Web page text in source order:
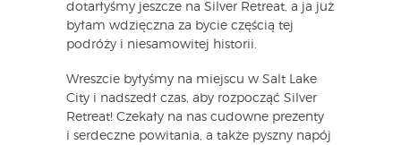
dotarłyśmy jeszcze na Silver Retreat, a ja już
byłam wdzięczna za bycie częścią tej
podróży i niesamowitej historii.
Wreszcie byłyśmy na miejscu w Salt Lake
City i nadszedł czas, aby rozpocząć Silver
Retreat! Czekały na nas cudowne prezenty
i serdeczne powitania, a także pyszny napój